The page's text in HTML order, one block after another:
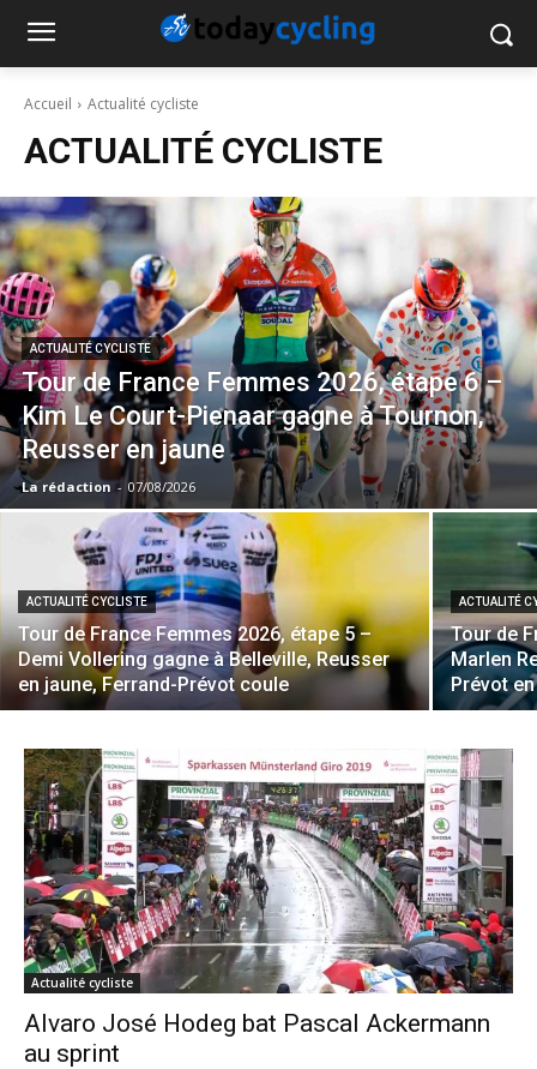
Accueil Actualité cycliste
ACTUALITÉ CYCLISTE
ACTUALITÉ CYCLISTE
Tour de France Femmes 2026, étape 6 –
Kim Le Court-Pienaar gagne à Tournon,
Reusser en jaune
La rédaction - 07/08/2026
ACTUALITÉ CYCLISTE
Tour de France Femmes 2026, étape 5 –
Demi Vollering gagne à Belleville, Reusser
en jaune, Ferrand-Prévot coule
ACTUALITÉ
Tour de
Marlen
Prévot
Actualité cycliste
Alvaro José Hodeg bat Pascal Ackermann
au sprint